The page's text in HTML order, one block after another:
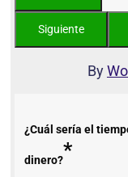
By
¿Cuál sería el
dinero?*